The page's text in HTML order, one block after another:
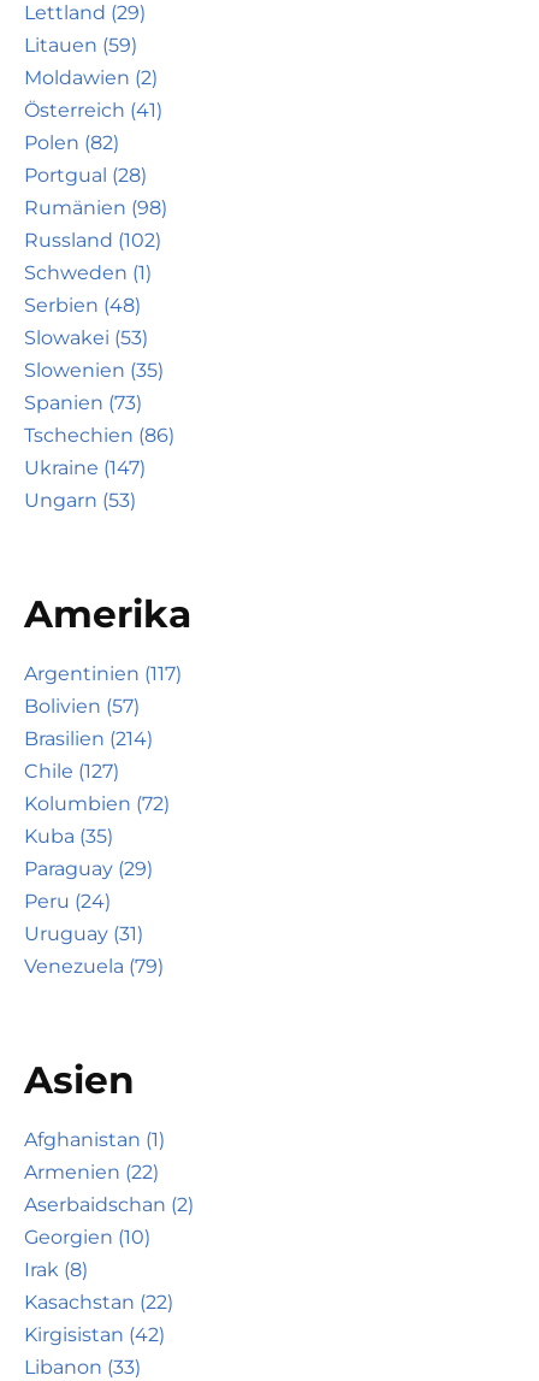
Lettland (29)
Litauen (59)
Moldawien (2)
Österreich (41)
Polen (82)
Portgual (28)
Rumänien (98)
Russland (102)
Schweden (1)
Serbien (48)
Slowakei (53)
Slowenien (35)
Spanien (73)
Tschechien (86)
Ukraine (147)
Ungarn (53)
Amerika
Argentinien (117)
Bolivien (57)
Brasilien (214)
Chile (127)
Kolumbien (72)
Kuba (35)
Paraguay (29)
Peru (24)
Uruguay (31)
Venezuela (79)
Asien
Afghanistan (1)
Armenien (22)
Aserbaidschan (2)
Georgien (10)
Irak (8)
Kasachstan (22)
Kirgisistan (42)
Libanon (33)